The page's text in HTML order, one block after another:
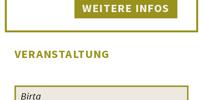
WEITERE INFOS
VERANSTALTUNG